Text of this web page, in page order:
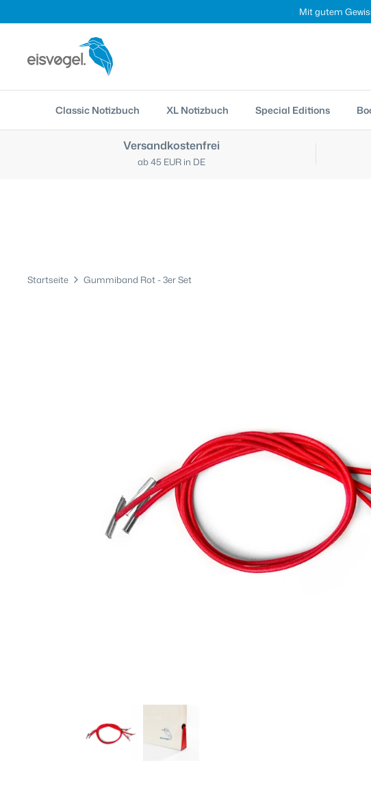
zum
Mit gutem
Classic Notizbuch XL Notizbuch Special Editions
Versandkostenfrei
ab 45 EUR in DE
Startseite Gummiband Rot - 3er Set